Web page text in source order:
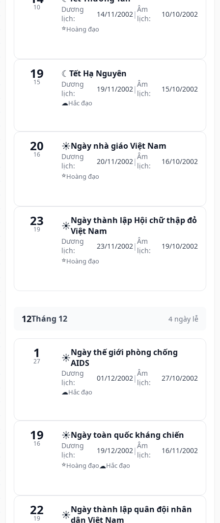
10
Dương
lịch:
14/11/2002 |Âm
lịch:
10/10/2002
⭐Hoàng đạo
19
15
☾ Tết Hạ Nguyên
Dương
lịch:
19/11/2002 |Âm
lịch:
15/10/2002
☁Hắc đạo
20
16
☀️Ngày nhà giáo Việt Nam
Dương
lịch:
20/11/2002 |Âm
lịch:
16/10/2002
⭐Hoàng đạo
23
19 ☀️Ngày thành lập Hội chữ thập đỏ
Việt Nam
Dương
lịch:
23/11/2002 |Âm
lịch:
19/10/2002
⭐Hoàng đạo
12Tháng 12 4 ngày lễ
1
27 ☀️Ngày thế giới phòng chống
AIDS
Dương
lịch:
01/12/2002 |Âm
lịch:
27/10/2002
☁Hắc đạo
19
16
☀️Ngày toàn quốc kháng chiến
Dương
lịch:
19/12/2002 |Âm
lịch:
16/11/2002
⭐Hoàng đạo☁Hắc đạo
22
19 ☀️Ngày thành lập quân đội nhân
dân Việt Nam